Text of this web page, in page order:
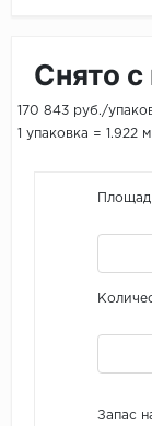
Снято с
170 843 руб./
1 упаковка = 1.922 м
Запас